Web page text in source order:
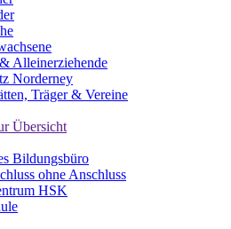
Alleinerziehende
Norderney
Träger & Vereine
Übersicht
Bildungsbüro
ohne Anschluss
HSK